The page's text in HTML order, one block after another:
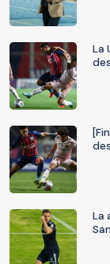
La
La